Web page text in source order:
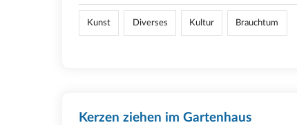
Kunst Diverses Kultur Brauchtum
Kerzen ziehen im Gartenhaus